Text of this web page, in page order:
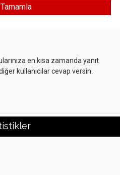
en kısa zamanda yanıt
kullanıcılar cevap versin.